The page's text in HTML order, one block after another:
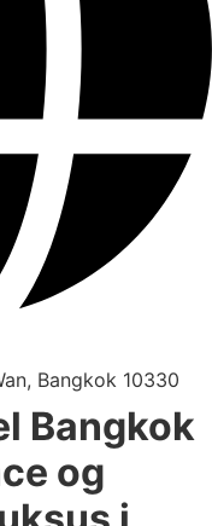
Bangkok 10330
Bangkok
og